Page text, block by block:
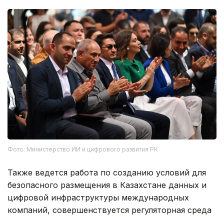
Фото: Министерство ИИ и цифрового развития РК
Также ведется работа по созданию условий для
безопасного размещения в Казахстане данных и
цифровой инфраструктуры международных
компаний, совершенствуется регуляторная среда